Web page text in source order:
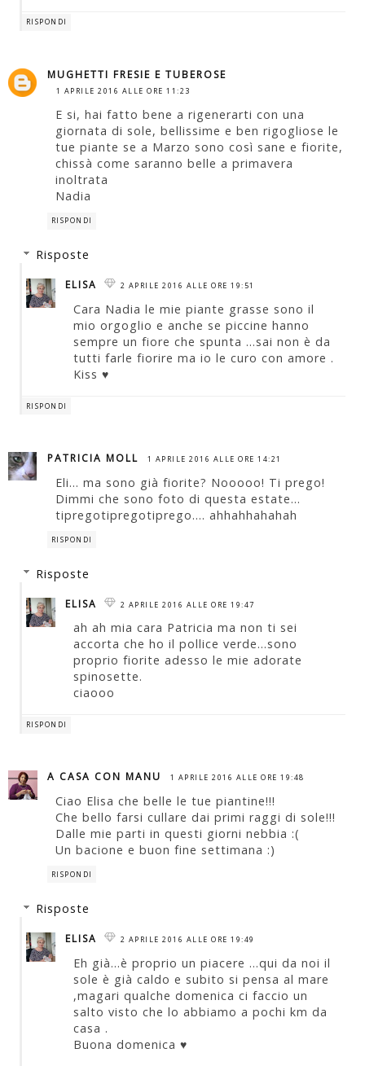
RISPONDI
MUGHETTI FRESIE E TUBEROSE
1 APRILE 2016 ALLE ORE 11:23
E si, hai fatto bene a rigenerarti con una
giornata di sole, bellissime e ben rigogliose le
tue piante se a Marzo sono così sane e fiorite,
chissà come saranno belle a primavera
inoltrata
Nadia
RISPONDI
Risposte
ELISA 2 APRILE 2016 ALLE ORE 19:51
Cara Nadia le mie piante grasse sono il
mio orgoglio e anche se piccine hanno
sempre un fiore che spunta ...sai non è da
tutti farle fiorire ma io le curo con amore .
Kiss ♥
RISPONDI
PATRICIA MOLL 1 APRILE 2016 ALLE ORE 14:21
Eli... ma sono già fiorite? Nooooo! Ti prego!
Dimmi che sono foto di questa estate...
tipregotipregotiprego.... ahhahhahahah
RISPONDI
Risposte
ELISA 2 APRILE 2016 ALLE ORE 19:47
ah ah mia cara Patricia ma non ti sei
accorta che ho il pollice verde...sono
proprio fiorite adesso le mie adorate
spinosette.
ciaooo
RISPONDI
A CASA CON MANU 1 APRILE 2016 ALLE ORE 19:48
Ciao Elisa che belle le tue piantine!!!
Che bello farsi cullare dai primi raggi di sole!!!
Dalle mie parti in questi giorni nebbia :(
Un bacione e buon fine settimana :)
RISPONDI
Risposte
ELISA 2 APRILE 2016 ALLE ORE 19:49
Eh già...è proprio un piacere ...qui da noi il
sole è già caldo e subito si pensa al mare
,magari qualche domenica ci faccio un
salto visto che lo abbiamo a pochi km da
casa .
Buona domenica ♥